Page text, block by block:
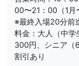
00〜21：00（1月
※最終入場20分前
料金：大人（中学
300円、シニア
割引あり